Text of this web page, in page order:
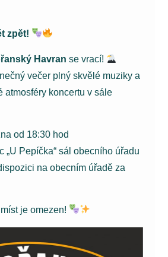
zpět!
Havran se vrací!
večer plný skvělé muziky a
atmosféry koncertu v sále
od 18:30 hod
„U Pepíčka“ sál obecního úřadu
na obecním úřadě za
je omezen!